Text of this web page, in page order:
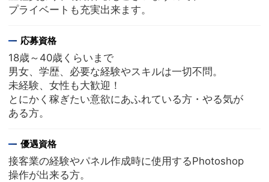
プライベートも充実出来ます。
応募資格
18歳～40歳くらいまで
男女、学歴、必要な経験やスキルは一切不問。
未経験、女性も大歓迎！
とにかく稼ぎたい意欲にあふれている方・やる気が
ある方。
優遇資格
接客業の経験やパネル作成時に使用するPhotoshop
操作が出来る方。